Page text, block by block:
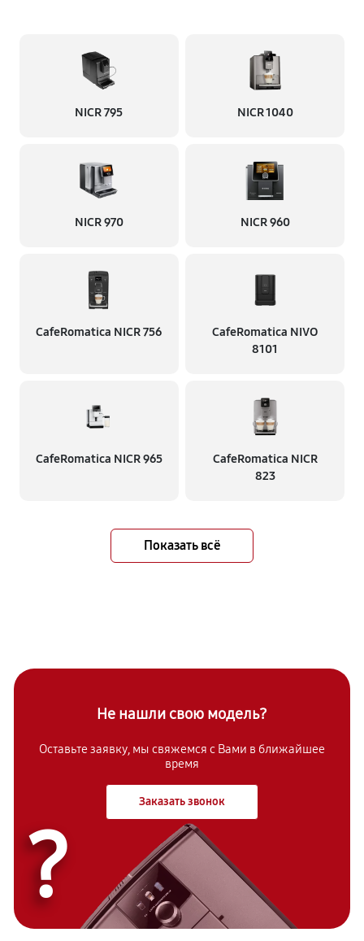
NICR 795 NICR 1040
NICR 970 NICR 960
CafeRomatica NICR 756
CafeRomatica NIVO
8101
CafeRomatica NICR 965
CafeRomatica NICR
823
Показать всё
Не нашли свою модель?
Оставьте заявку, мы свяжемся с Вами в ближайшее
время
Заказать звонок
?